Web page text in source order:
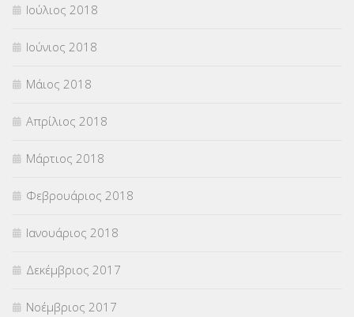
Ιούλιος 2018
Ιούνιος 2018
Μάιος 2018
Απρίλιος 2018
Μάρτιος 2018
Φεβρουάριος 2018
Ιανουάριος 2018
Δεκέμβριος 2017
Νοέμβριος 2017